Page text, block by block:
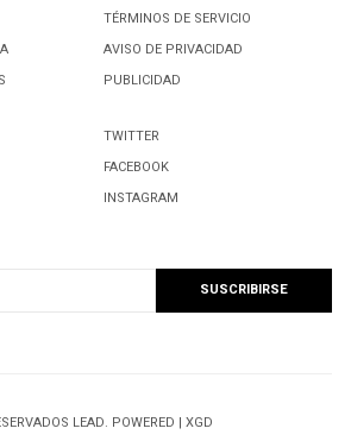
TÉRMINOS DE SERVICIO
AVISO DE PRIVACIDAD
PUBLICIDAD
TWITTER
FACEBOOK
INSTAGRAM
LEAD. POWERED | XGD